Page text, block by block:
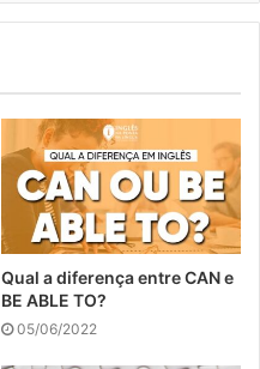
Qual a diferença entre CAN e
BE ABLE TO?
05/06/2022